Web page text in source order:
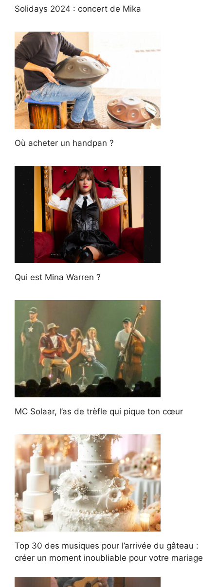
Solidays 2024 : concert de Mika
Où acheter un handpan ?
Qui est Mina Warren ?
MC Solaar, l’as de trèfle qui pique ton cœur
Top 30 des musiques pour l’arrivée du gâteau :
créer un moment inoubliable pour votre mariage